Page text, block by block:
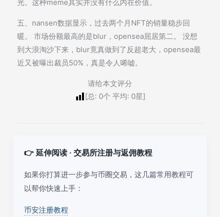
光。这种meme其实并没有什么内在价值。
五、nansen数据显示，过去两个月NFT的销量稳步回
暖。 市场份额最高的是blur，opensea屈居第二。 没想
到大浪淘沙下来，blur竟真做到了反超老大，opensea最
近又被曝出裁员50%，真是令人唏嘘。
请给本文评分
[总: 0个 平均: 0星]
👉 延伸阅读 · 交易所注册与返佣教程
如果你打算进一步参与币圈交易，这几篇常用教程可
以帮你快速上手：
币安注册教程